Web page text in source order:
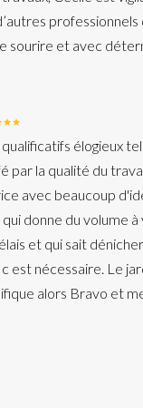
professionnels
sourire et avec
élogieux
par la qualité du
avec beaucoup
donne du volume
et qui sait
est nécessaire. Le
alors Bravo et